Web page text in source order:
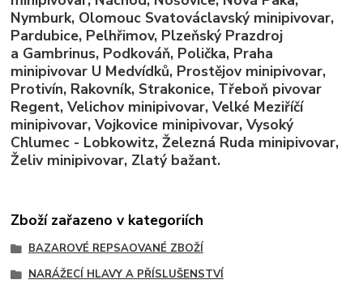
Nymburk, Olomouc Svatováclavský minipivovar,
Pardubice, Pelhřimov, Plzeňský Prazdroj
a Gambrinus, Podkováň, Polička, Praha
minipivovar U Medvídků, Prostějov minipivovar,
Protivín, Rakovník, Strakonice, Třeboň pivovar
Regent, Velichov minipivovar, Velké Meziříčí
minipivovar, Vojkovice minipivovar, Vysoký
Chlumec - Lobkowitz, Železná Ruda minipivovar,
Želiv minipivovar, Zlatý bažant.
Zboží zařazeno v kategoriích
BAZAROVÉ REPSAOVANÉ ZBOŽÍ
NARÁŽECÍ HLAVY A PŘÍSLUŠENSTVÍ